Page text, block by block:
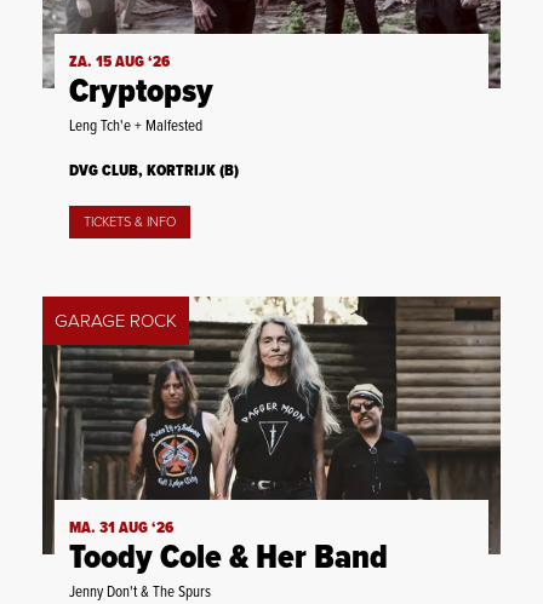
ZA. 15 AUG ‘26
Cryptopsy
Leng Tch'e + Malfested
DVG CLUB, KORTRIJK (B)
TICKETS & INFO
GARAGE ROCK
MA. 31 AUG ‘26
Toody Cole & Her Band
Jenny Don't & The Spurs